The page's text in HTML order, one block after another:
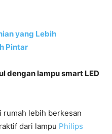
yang Lebih
Pintar
dengan lampu smart LED
rumah lebih berkesan
dari lampu Philips